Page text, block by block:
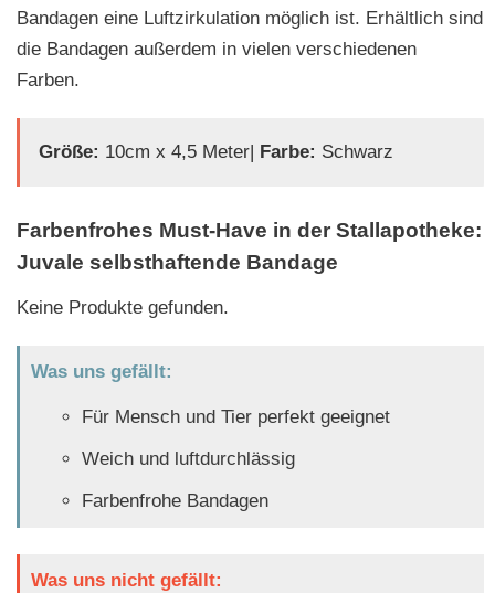
Bandagen eine Luftzirkulation möglich ist. Erhältlich sind
die Bandagen außerdem in vielen verschiedenen
Farben.
Größe: 10cm x 4,5 Meter| Farbe: Schwarz
Farbenfrohes Must-Have in der Stallapotheke:
Juvale selbsthaftende Bandage
Keine Produkte gefunden.
Was uns gefällt:
Für Mensch und Tier perfekt geeignet
Weich und luftdurchlässig
Farbenfrohe Bandagen
Was uns nicht gefällt: